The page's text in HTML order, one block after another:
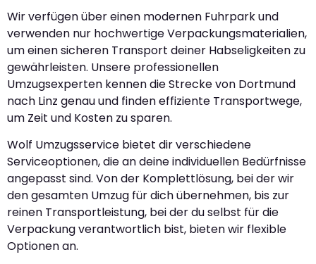
Wir verfügen über einen modernen Fuhrpark und
verwenden nur hochwertige Verpackungsmaterialien,
um einen sicheren Transport deiner Habseligkeiten zu
gewährleisten. Unsere professionellen
Umzugsexperten kennen die Strecke von Dortmund
nach Linz genau und finden effiziente Transportwege,
um Zeit und Kosten zu sparen.
Wolf Umzugsservice bietet dir verschiedene
Serviceoptionen, die an deine individuellen Bedürfnisse
angepasst sind. Von der Komplettlösung, bei der wir
den gesamten Umzug für dich übernehmen, bis zur
reinen Transportleistung, bei der du selbst für die
Verpackung verantwortlich bist, bieten wir flexible
Optionen an.